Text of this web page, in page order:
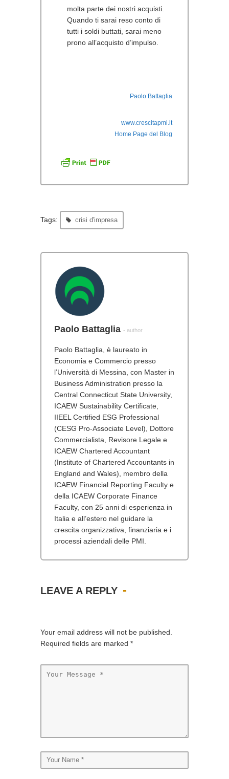
molta parte dei nostri acquisti.
Quando ti sarai reso conto di
tutti i soldi buttati, sarai meno
prono all’acquisto d’impulso.
Paolo Battaglia
www.crescitapmi.it
Home Page del Blog
Tags: crisi d'impresa
Paolo Battaglia - author
Paolo Battaglia, è laureato in
Economia e Commercio presso
l’Università di Messina, con Master in
Business Administration presso la
Central Connecticut State University,
ICAEW Sustainability Certificate,
IIEEL Certified ESG Professional
(CESG Pro-Associate Level), Dottore
Commercialista, Revisore Legale e
ICAEW Chartered Accountant
(Institute of Chartered Accountants in
England and Wales), membro della
ICAEW Financial Reporting Faculty e
della ICAEW Corporate Finance
Faculty, con 25 anni di esperienza in
Italia e all’estero nel guidare la
crescita organizzativa, finanziaria e i
processi aziendali delle PMI.
LEAVE A REPLY
Your email address will not be published.
Required fields are marked *